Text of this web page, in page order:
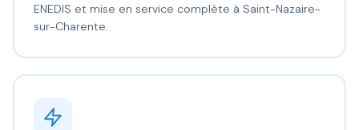
ENEDIS et mise en service complète à Saint-Nazaire-
sur-Charente.